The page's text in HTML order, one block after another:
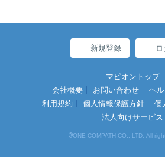
新規登録
マピオントップ
会社概要
お問い合わせ ヘ
利用規約
個人情報保護方針
個
法人向けサービス
©ONE COMPATH CO., LTD. All